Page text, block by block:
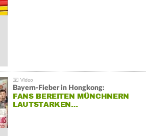
Bayern-Fieber in Hongkong:
FANS BEREITEN MÜNCHNERN
LAUTSTARKEN…